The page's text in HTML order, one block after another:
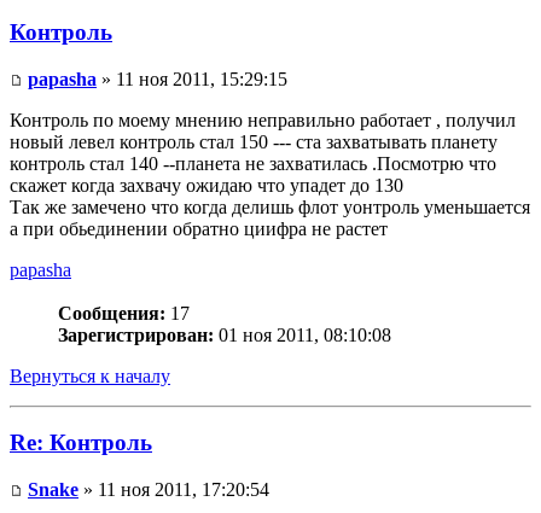
Контроль
papasha » 11 ноя 2011, 15:29:15
Контроль по моему мнению неправильно работает , получил
новый левел контроль стал 150 --- ста захватывать планету
контроль стал 140 --планета не захватилась .Посмотрю что
скажет когда захвачу ожидаю что упадет до 130
Так же замечено что когда делишь флот уонтроль уменьшается
а при обьединении обратно циифра не растет
papasha
Сообщения: 17
Зарегистрирован: 01 ноя 2011, 08:10:08
Вернуться к началу
Re: Контроль
Snake » 11 ноя 2011, 17:20:54